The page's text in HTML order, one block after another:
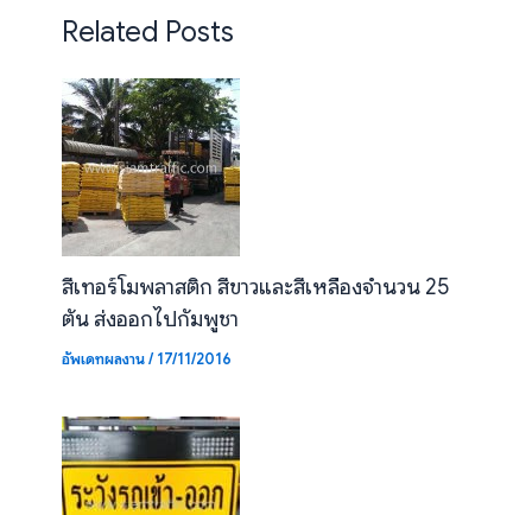
Related Posts
สีเทอร์โมพลาสติก สีขาวและสีเหลืองจำนวน 25
ตัน ส่งออกไปกัมพูชา
อัพเดทผลงาน/17/11/2016